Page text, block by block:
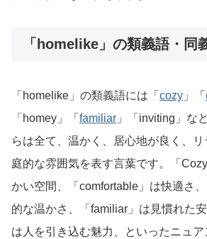
「homelike」の類義語・同
「homelike」の類義語には「 cozy 」「
「homey」「 familiar 」「inviting」な
らは全て、温かく、居心地が良く、
庭的な雰囲気を表す言葉です。「
かい空間、「comfortable」は快適さ
的な温かさ、「familiar」は見慣れた
は人を引き込む魅力、といったニュア